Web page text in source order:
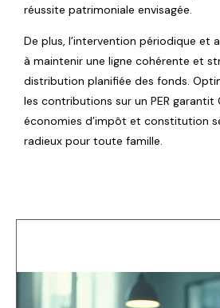
réussite patrimoniale envisagée.
De plus, l’intervention périodique et
à maintenir une ligne cohérente et
distribution planifiée des fonds.
les contributions sur un PER garantit
économies d’impôt et constitution
radieux pour toute famille.